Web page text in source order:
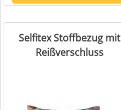
Selfitex Stoffbezug mit
Reißverschluss